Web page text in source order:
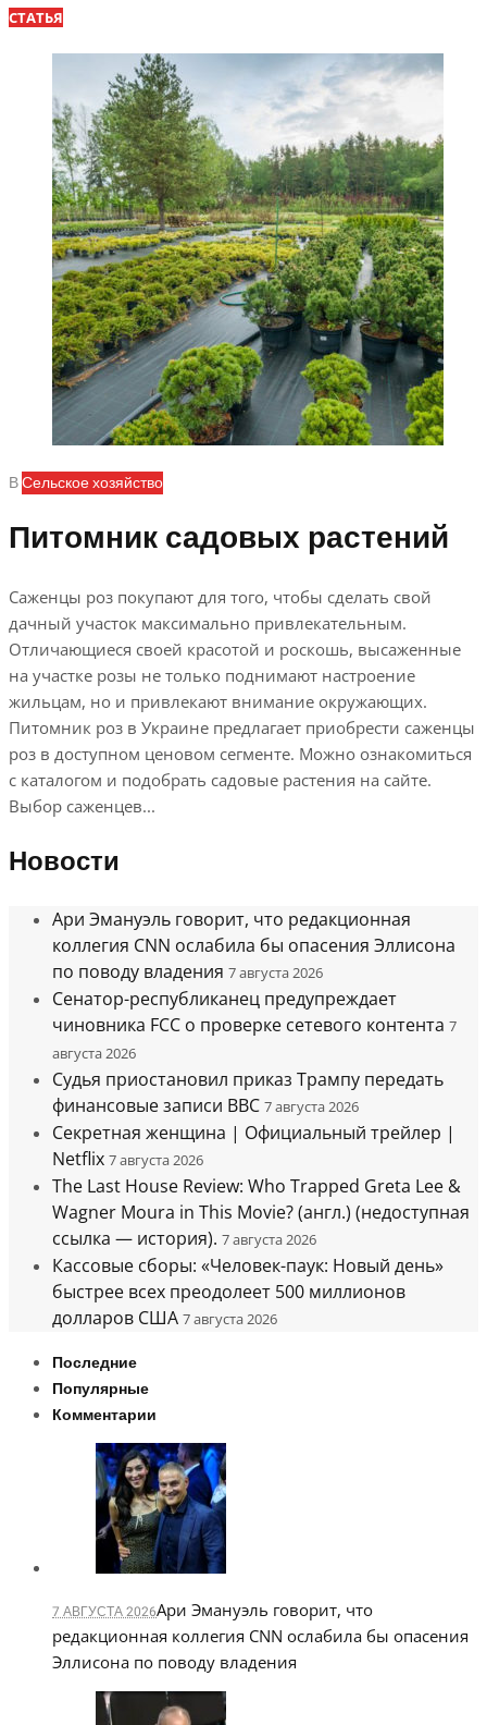
СТАТЬЯ
ВСельское хозяйство
Питомник садовых растений
Саженцы роз покупают для того, чтобы сделать свой
дачный участок максимально привлекательным.
Отличающиеся своей красотой и роскошь, высаженные
на участке розы не только поднимают настроение
жильцам, но и привлекают внимание окружающих.
Питомник роз в Украине предлагает приобрести саженцы
роз в доступном ценовом сегменте. Можно ознакомиться
с каталогом и подобрать садовые растения на сайте.
Выбор саженцев...
Новости
Ари Эмануэль говорит, что редакционная
коллегия CNN ослабила бы опасения Эллисона
по поводу владения 7 августа 2026
Сенатор-республиканец предупреждает
чиновника FCC о проверке сетевого контента 7
августа 2026
Судья приостановил приказ Трампу передать
финансовые записи BBC 7 августа 2026
Секретная женщина | Официальный трейлер |
Netflix 7 августа 2026
The Last House Review: Who Trapped Greta Lee &
Wagner Moura in This Movie? (англ.) (недоступная
ссылка — история). 7 августа 2026
Кассовые сборы: «Человек-паук: Новый день»
быстрее всех преодолеет 500 миллионов
долларов США 7 августа 2026
Последние
Популярные
Комментарии
7 АВГУСТА 2026Ари Эмануэль говорит, что
редакционная коллегия CNN ослабила бы опасения
Эллисона по поводу владения